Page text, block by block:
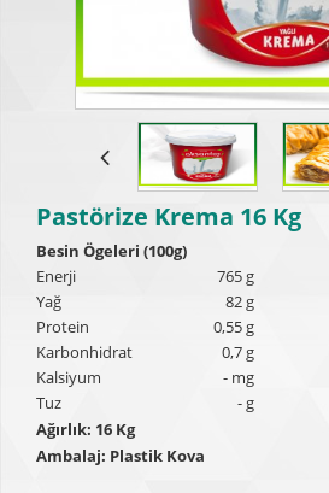
Pastörize Krema 16 Kg
Besin Ögeleri (100g)
Enerji
765 g
Yağ
82 g
Protein
0,55 g
Karbonhidrat
0,7 g
Kalsiyum
- mg
Tuz
- g
Ağırlık: 16 Kg
Ambalaj: Plastik Kova